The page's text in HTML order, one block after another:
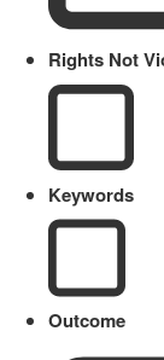
Rights Not
Keywords
Outcome